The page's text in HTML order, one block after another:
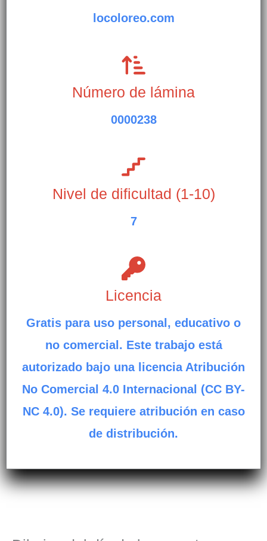
locoloreo.com
Número de lámina
0000238
Nivel de dificultad (1-10)
7
Licencia
Gratis para uso personal, educativo o
no comercial. Este trabajo está
autorizado bajo una licencia Atribución
No Comercial 4.0 Internacional (CC BY-
NC 4.0). Se requiere atribución en caso
de distribución.